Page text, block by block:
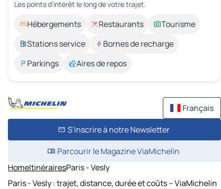
Les points d’intérêt le long de votre trajet.
Hébergements Restaurants
Tourisme
Stations service
Bornes de recharge
Parkings
Aires de repos
Français
S'inscrire à notre Newsletter
Parcourir le Magazine ViaMichelin
HomeItinérairesParis - Vesly
Paris - Vesly : trajet, distance, durée et coûts – ViaMichelin